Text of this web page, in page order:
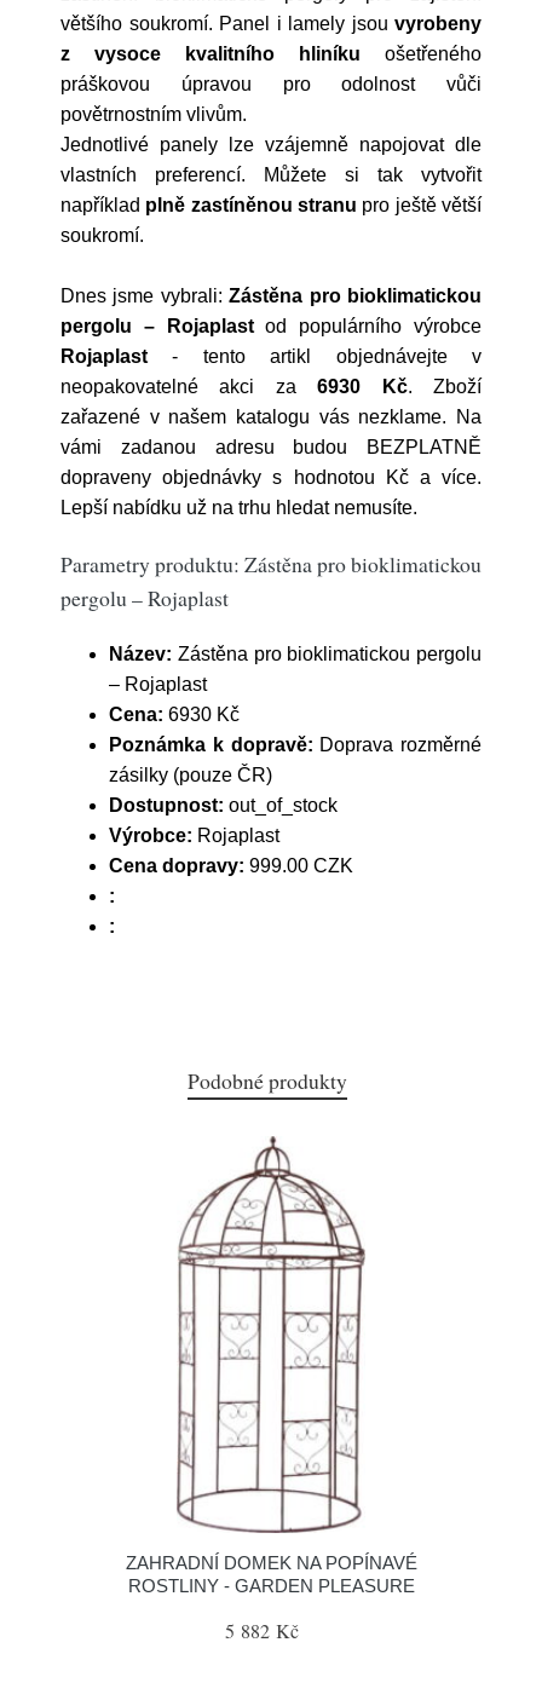
většího soukromí. Panel i lamely jsou vyrobeny
z vysoce kvalitního hliníku ošetřeného
práškovou úpravou pro odolnost vůči
povětrnostním vlivům.
Jednotlivé panely lze vzájemně napojovat dle
vlastních preferencí. Můžete si tak vytvořit
například plně zastíněnou stranu pro ještě větší
soukromí.
Dnes jsme vybrali:Zástěna pro bioklimatickou
pergolu – Rojaplastod populárního výrobce
Rojaplast - tento artikl objednávejte v
neopakovatelné akci za6930 Kč. Zboží
zařazené v našem katalogu vás nezklame. Na
vámi zadanou adresu budou BEZPLATNĚ
dopraveny objednávky s hodnotou Kč a více.
Lepší nabídku už na trhu hledat nemusíte.
Parametry produktu: Zástěna pro bioklimatickou
pergolu – Rojaplast
Název: Zástěna pro bioklimatickou pergolu
– Rojaplast
Cena: 6930 Kč
Poznámka k dopravě: Doprava rozměrné
zásilky (pouze ČR)
Dostupnost: out_of_stock
Výrobce: Rojaplast
Cena dopravy: 999.00 CZK
:
:
Podobné produkty
ZAHRADNÍ DOMEK NA POPÍNAVÉ
ROSTLINY - GARDEN PLEASURE
5 882 Kč